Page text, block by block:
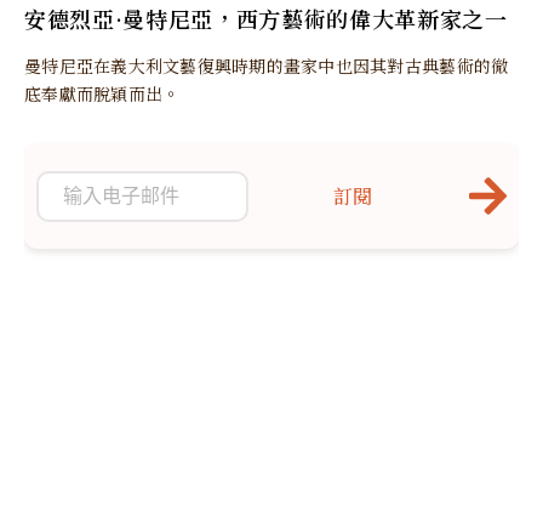
安德烈亞·曼特尼亞，西方藝術的偉大革新家之一
曼特尼亞在義大利文藝復興時期的畫家中也因其對古典藝術的徹
底奉獻而脫穎而出。
訂閱